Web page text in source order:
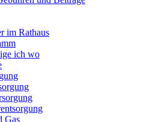
im Rathaus
ich wo
Gas